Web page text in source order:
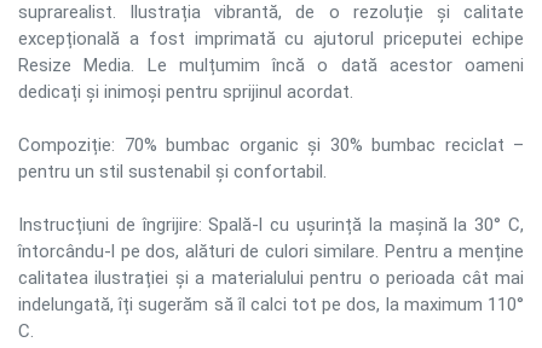
suprarealist. Ilustrația vibrantă, de o rezoluție și calitate
excepțională a fost imprimată cu ajutorul priceputei echipe
Resize Media. Le mulțumim încă o dată acestor oameni
dedicați și inimoși pentru sprijinul acordat.
Compoziție: 70% bumbac organic și 30% bumbac reciclat –
pentru un stil sustenabil și confortabil.
Instrucțiuni de îngrijire: Spală-l cu ușurință la mașină la 30° C,
întorcându-l pe dos, alături de culori similare. Pentru a menține
calitatea ilustrației și a materialului pentru o perioada cât mai
indelungată, îți sugerăm să îl calci tot pe dos, la maximum 110°
C.